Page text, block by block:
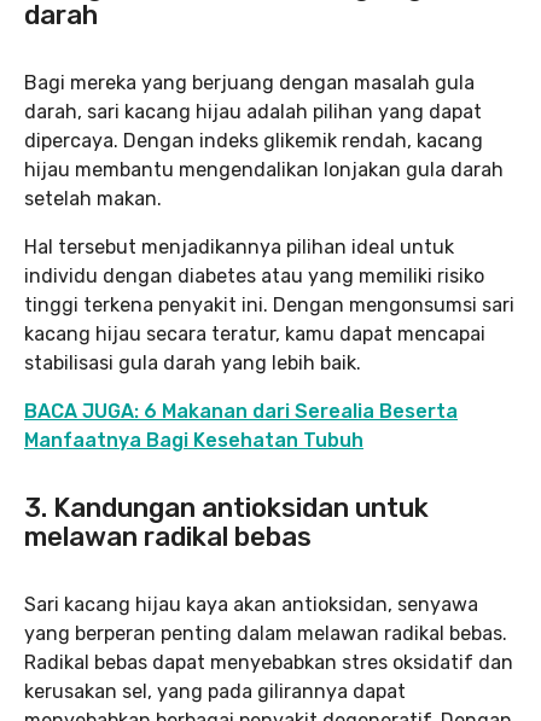
darah
Bagi mereka yang berjuang dengan masalah gula
darah, sari kacang hijau adalah pilihan yang dapat
dipercaya. Dengan indeks glikemik rendah, kacang
hijau membantu mengendalikan lonjakan gula darah
setelah makan.
Hal tersebut menjadikannya pilihan ideal untuk
individu dengan diabetes atau yang memiliki risiko
tinggi terkena penyakit ini. Dengan mengonsumsi sari
kacang hijau secara teratur, kamu dapat mencapai
stabilisasi gula darah yang lebih baik.
BACA JUGA: 6 Makanan dari Serealia Beserta
Manfaatnya Bagi Kesehatan Tubuh
3. Kandungan antioksidan untuk
melawan radikal bebas
Sari kacang hijau kaya akan antioksidan, senyawa
yang berperan penting dalam melawan radikal bebas.
Radikal bebas dapat menyebabkan stres oksidatif dan
kerusakan sel, yang pada gilirannya dapat